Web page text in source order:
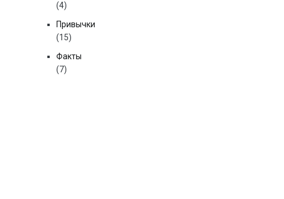
(4)
Привычки
(15)
Факты
(7)